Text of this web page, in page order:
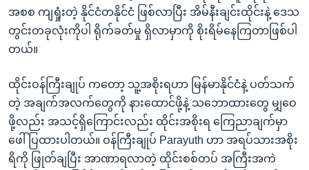
အစစ ကျရှုံးတဲ့ နိုင်ငံတနိုင်ငံ ဖြစ်လာပြီး အိမ်နီးချင်းထိုင်းနဲ့ ဒေသ
တွင်းတခုလုံးကိုပါ ရိုက်ခတ်မှု ရှိလာမှာကို စိုးရိမ်နေကြတာဖြစ်ပါ
တယ်။
ထိုင်းဝန်ကြီးချုပ် ကတော့ သူ့အစိုးရဟာ မြန်မာနိုင်ငံနဲ့ ပတ်သက်
တဲ့ အချက်အလက်တွေကို နားထောင်ဖို့နဲ့ သဘောထားတွေ မျှဝေ
ဖို့လည်း အသင့်ရှိကြောင်းလည်း ထိုင်းအစိုးရ ကြေညာချက်မှာ
ဖေါ်ပြထားပါတယ်။ ဝန်ကြီးချုပ် Parayuth ဟာ အရပ်သားအစိုး
ရိကို ဖြုတ်ချပြီး အာဏာရလာတဲ့ ထိုင်းစစ်တပ် အကြီးအကဲ